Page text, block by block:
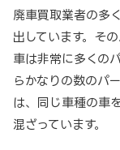
廃車買取業者の多
出しています。そ
車は非常に多くの
らかなりの数のパ
は、同じ車種の車
混ざっています。